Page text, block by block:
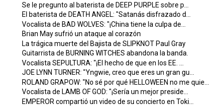
Se le pregunto al baterista de DEEP PURPLE sobre p...
El baterista de DEATH ANGEL: "Satanás disfrazado d...
Vocalista de BAD WOLVES: "¡China tiene la culpa de...
Brian May sufrió un ataque al corazón
La trágica muerte del Bajista de SLIPKNOT Paul Gray
Guitarrista de BURNING WITCHES abandona la banda.
Vocalista SEPULTURA: "¡El hecho de que en los EE. ...
JOE LYNN TURNER: "Yngwie, creo que eres un gran gu...
ROLAND GRAPOW: "No sé por qué HELLOWEEN no me quie...
Vocalista de LAMB OF GOD: "¡Sería un mejor preside...
EMPEROR compartió un video de su concierto en Toki...